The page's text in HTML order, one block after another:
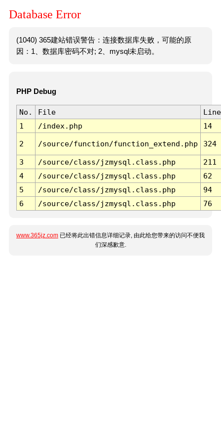
Database Error
(1040) 365建站错误警告：连接数据库失败，可能的原
因：1、数据库密码不对; 2、mysql未启动。
PHP Debug
No. File
Line
1
/index.php 14
2 /source/function/function_extend.php 324
3 /source/class/jzmysql.class.php
211
4
/source/class/jzmysql.class.php
62
5
/source/class/jzmysql.class.php
94
6
/source/class/jzmysql.class.php 76
www.365jz.com 已经将此出错信息详细记录, 由此给您带来的访问不便我
们深感歉意.